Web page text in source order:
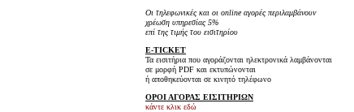
Οι τηλεφωνικές και οι online αγορές περιλαμβάνουν
χρέωση υπηρεσίας 5%
επί της τιμής του εισιτηρίου
E-TICKET
Τα εισιτήρια που αγοράζονται ηλεκτρονικά λαμβάνονται
σε μορφή PDF και εκτυπώνονται
ή αποθηκεύονται σε κινητό τηλέφωνο
ΟΡΟΙ ΑΓΟΡΑΣ ΕΙΣΙΤΗΡΙΩΝ
κάντε κλικ εδώ